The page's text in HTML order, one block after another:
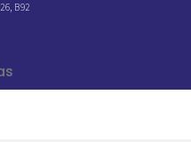
B92